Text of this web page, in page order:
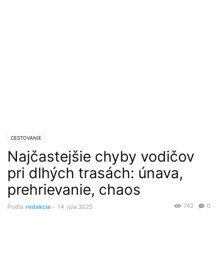
CESTOVANIE
Najčastejšie chyby vodičov
pri dlhých trasách: únava,
prehrievanie, chaos
Podľa redakcia - 14. júla 2025 0
742